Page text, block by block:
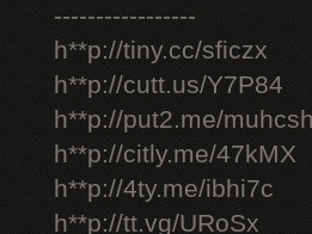
-----------------
h**p://tiny.cc/sficzx
h**p://cutt.us/Y7P84
h**p://put2.me/muhcsh
h**p://citly.me/47kMX
h**p://4ty.me/ibhi7c
h**p://tt.vg/URoSx